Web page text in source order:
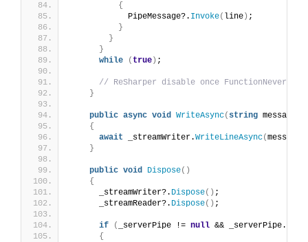
{
            PipeMessage?.
Invoke( line ) ;
}
}
}
while
( true ) ;
// ReSharper disable once
}
public async void WriteAsync( string message
{
await _streamWriter.WriteLineAsync(message
}
public void Dispose()
{
      _streamWriter?.
Dispose() ;
      _streamReader?.
Dispose() ;
if ( _serverPipe != null && _serverPipe.
{